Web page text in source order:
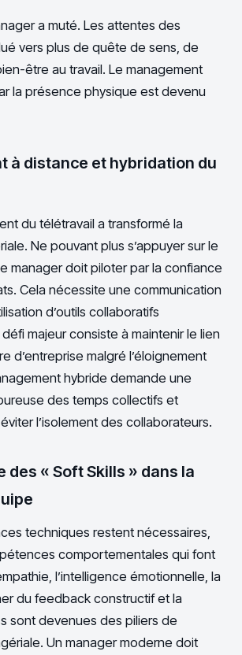
a muté. Les attentes des
vers plus de quête de sens, de
être au travail. Le management
la présence physique est devenu
à distance et hybridation du
du télétravail a transformé la
Ne pouvant plus s’appuyer sur le
manager doit piloter par la confiance
Cela nécessite une communication
d’outils collaboratifs
majeur consiste à maintenir le lien
d’entreprise malgré l’éloignement
hybride demande une
des temps collectifs et
l’isolement des collaborateurs.
des « Soft Skills » dans la
techniques restent nécessaires,
comportementales qui font
l’intelligence émotionnelle, la
du feedback constructif et la
sont devenues des piliers de
Un manager moderne doit